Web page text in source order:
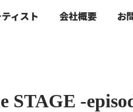
ィスト 会社概要 お
STAGE -